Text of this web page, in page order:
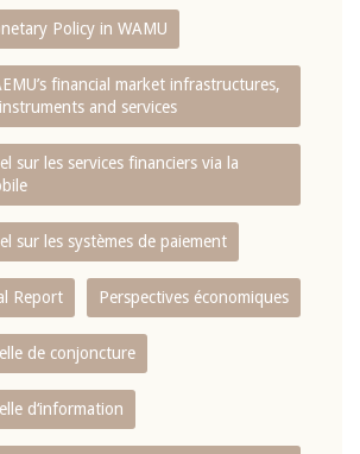
Policy in WAMU
financial market infrastructures,
and services
sur les services financiers via la
sur les systèmes de paiement
Report Perspectives économiques
de conjoncture
d‘information